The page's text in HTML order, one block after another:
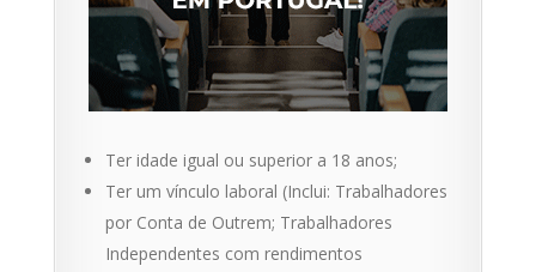
Ter idade igual ou superior a 18 anos;
Ter um vínculo laboral (Inclui: Trabalhadores
por Conta de Outrem; Trabalhadores
Independentes com rendimentos